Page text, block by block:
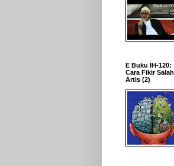
E Buku IH-120:
Cara Fikir Salah
Artis (2)